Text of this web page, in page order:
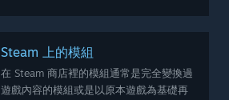
Steam 上的模組
在 Steam 商店裡的模組通常是完全變換過
遊戲內容的模組或是以原本遊戲為基礎再